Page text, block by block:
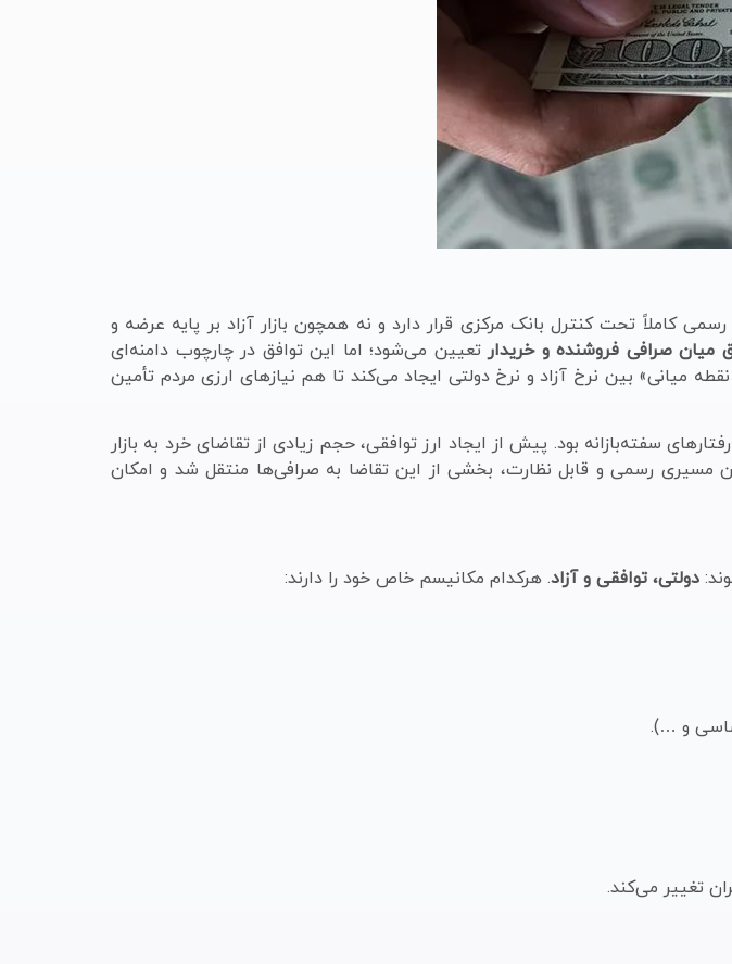
کاملاً تحت کنترل بانک مرکزی قرار دارد و نه همچون بازار آزاد بر پایه عرضه و
میان صرافی فروشنده و خریدار تعیین می‌شود؛ اما این توافق در چارچوب دامنه‌ای
میانی» بین نرخ آزاد و نرخ دولتی ایجاد می‌کند تا هم نیازهای ارزی مردم تأمین
سفته‌بازانه بود. پیش از ایجاد ارز توافقی، حجم زیادی از تقاضای خرد به بازار
مسیری رسمی و قابل نظارت، بخشی از این تقاضا به صرافی‌ها منتقل شد و امکان
دولتی، توافقی و آزاد. هرکدام مکانیسم خاص خود را دارند:
و …).
تغییر می‌کند.